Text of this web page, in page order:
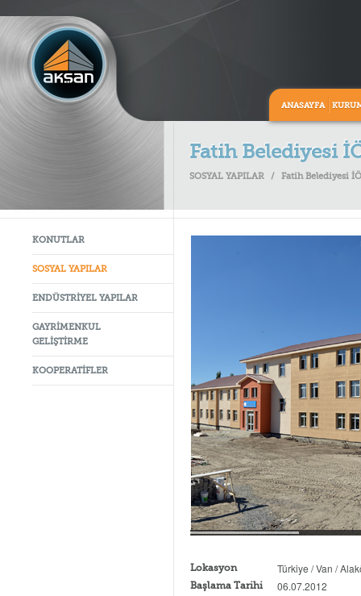
ANASAYFA
KONUTLAR
SOSYAL YAPILAR
ENDÜSTRİYEL YAPILAR
GAYRİMENKUL
GELİŞTİRME
KOOPERATİFLER
Fatih Belediyesi
SOSYAL YAPILAR / Fatih Belediyesi
Lokasyon Türkiye / Van /
Başlama Tarihi 06.07.2012